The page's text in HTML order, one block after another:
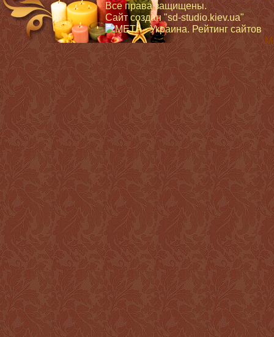
Все права защищены.
Сайт создан "sd-studio.kiev.ua"